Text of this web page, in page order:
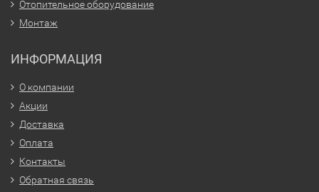
Отопительное оборудование
Монтаж
ИНФОРМАЦИЯ
О компании
Акции
Доставка
Оплата
Контакты
Обратная связь